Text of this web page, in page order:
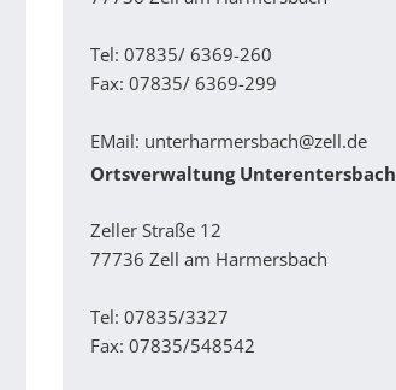
Tel: 07835/ 6369-260
Fax: 07835/ 6369-299
EMail: unterharmersbach@zell.de
Ortsverwaltung Unterentersbach
Zeller Straße 12
77736 Zell am Harmersbach
Tel: 07835/3327
Fax: 07835/548542